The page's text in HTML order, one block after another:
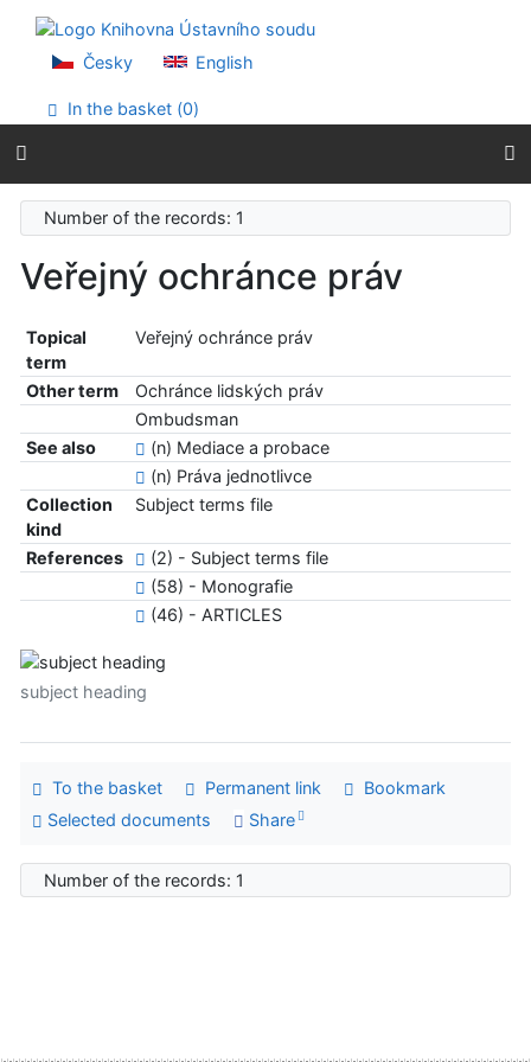
Go to menu
Accessibility declaration
Česky English
In the basket (0)
Number of the records: 1
Veřejný ochránce práv
Topical
term
Veřejný ochránce práv
Other term
Ochránce lidských práv
Ombudsman
See also
(n) Mediace a probace
(n) Práva jednotlivce
Collection
kind
Subject terms file
References
(2) - Subject terms file
(58) - Monografie
(46) - ARTICLES
subject heading
To the basket Permanent link
Bookmark
Selected documents
Share
Number of the records: 1